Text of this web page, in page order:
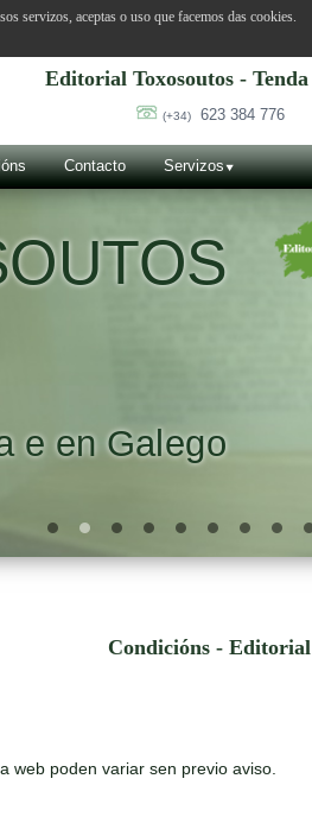
Editorial Toxosoutos -
(+34) 623 384 776
Contacto Servizos
Condicións - Editorial
web poden variar sen previo aviso.
servizos, aceptas o uso que facemos das cookies.